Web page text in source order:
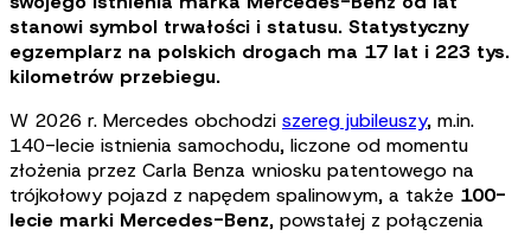
stanowi symbol trwałości i statusu. Statystyczny
egzemplarz na polskich drogach ma 17 lat i 223 tys.
kilometrów przebiegu.
W 2026 r. Mercedes obchodzi szereg jubileuszy, m.in.
140-lecie istnienia samochodu, liczone od momentu
złożenia przez Carla Benza wniosku patentowego na
trójkołowy pojazd z napędem spalinowym, a także 100-
lecie marki Mercedes-Benz, powstałej z połączenia